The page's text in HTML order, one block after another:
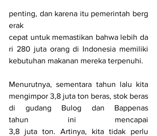
penting, dan karena itu pemerintah berg
erak
cepat untuk memastikan bahwa lebih da
ri 280 juta orang di Indonesia memiliki
kebutuhan makanan mereka terpenuhi.
Menurutnya, sementara tahun lalu kita
mengimpor 3,8 juta ton beras, stok beras
di gudang Bulog dan Bappenas
tahun ini mencapai
3,8 juta ton. Artinya, kita tidak perlu